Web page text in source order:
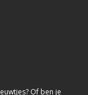
Of ben je